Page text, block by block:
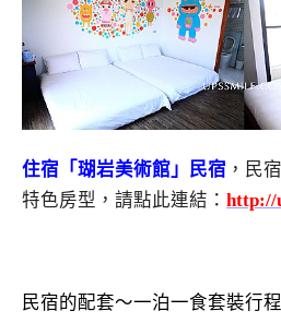
住宿「瑚岩美術館」民宿 ，民
特色房型，請點此連結： http://
民宿的配套～一泊一食套裝行程